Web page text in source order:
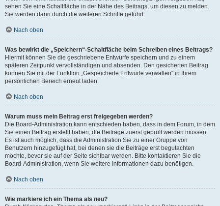
sehen Sie eine Schaltfläche in der Nähe des Beitrags, um diesen zu melden.
Sie werden dann durch die weiteren Schritte geführt.
Nach oben
Was bewirkt die „Speichern“-Schaltfläche beim Schreiben eines Beitrags?
Hiermit können Sie die geschriebene Entwürfe speichern und zu einem
späteren Zeitpunkt vervollständigen und absenden. Den gesicherten Beitrag
können Sie mit der Funktion „Gespeicherte Entwürfe verwalten“ in Ihrem
persönlichen Bereich erneut laden.
Nach oben
Warum muss mein Beitrag erst freigegeben werden?
Die Board-Administration kann entschieden haben, dass in dem Forum, in dem
Sie einen Beitrag erstellt haben, die Beiträge zuerst geprüft werden müssen.
Es ist auch möglich, dass die Administration Sie zu einer Gruppe von
Benutzern hinzugefügt hat, bei denen sie die Beiträge erst begutachten
möchte, bevor sie auf der Seite sichtbar werden. Bitte kontaktieren Sie die
Board-Administration, wenn Sie weitere Informationen dazu benötigen.
Nach oben
Wie markiere ich ein Thema als neu?